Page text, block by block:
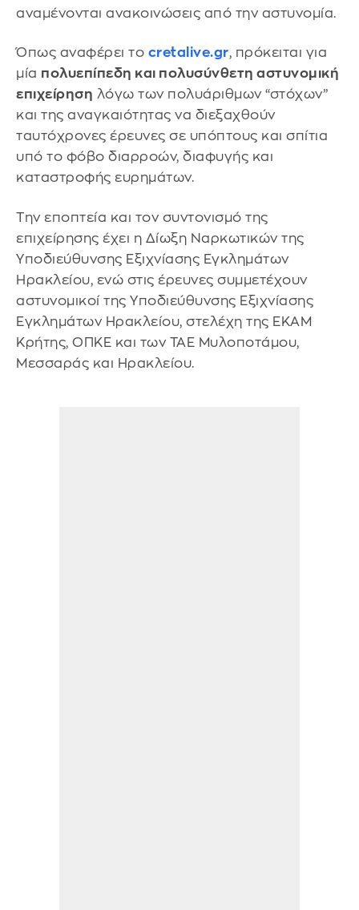
αναμένονται ανακοινώσεις από την αστυνομία.
Όπως αναφέρει το cretalive.gr, πρόκειται για
μία πολυεπίπεδη και πολυσύνθετη αστυνομική
επιχείρηση λόγω των πολυάριθμων “στόχων”
και της αναγκαιότητας να διεξαχθούν
ταυτόχρονες έρευνες σε υπόπτους και σπίτια
υπό το φόβο διαρροών, διαφυγής και
καταστροφής ευρημάτων.
Την εποπτεία και τον συντονισμό της
επιχείρησης έχει η Δίωξη Ναρκωτικών της
Υποδιεύθυνσης Εξιχνίασης Εγκλημάτων
Ηρακλείου, ενώ στις έρευνες συμμετέχουν
αστυνομικοί της Υποδιεύθυνσης Εξιχνίασης
Εγκλημάτων Ηρακλείου, στελέχη της ΕΚΑΜ
Κρήτης, ΟΠΚΕ και των ΤΑΕ Μυλοποτάμου,
Μεσσαράς και Ηρακλείου.